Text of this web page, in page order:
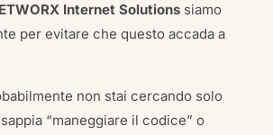
Internet Solutionssiamo
per evitare che questo accada a
non stai cercando solo
“maneggiare il codice” o